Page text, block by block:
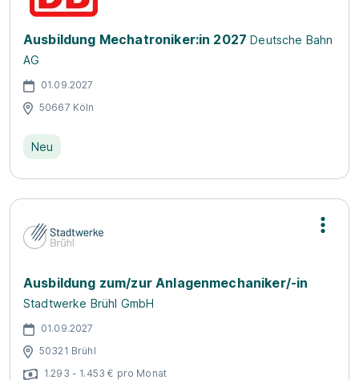
Ausbildung Mechatroniker:in 2027 Deutsche Bahn
AG
01.09.2027
50667 Köln
Neu
Ausbildung zum/zur Anlagenmechaniker/-in
Stadtwerke Brühl GmbH
01.09.2027
50321 Brühl
1.293 - 1.453 € pro Monat